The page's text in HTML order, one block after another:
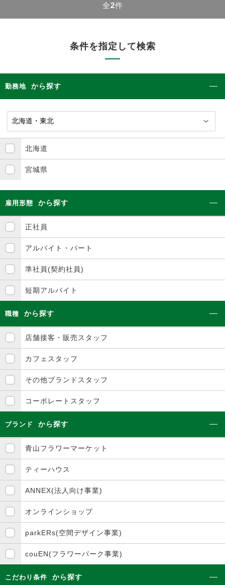
全2件
条件を指定して検索
勤務地 から探す
北海道
宮城県
雇用形態 から探す
正社員
アルバイト・パート
準社員(契約社員)
短期アルバイト
職種 から探す
店舗接客・販売スタッフ
カフェスタッフ
その他ブランドスタッフ
コーポレートスタッフ
ブランド から探す
青山フラワーマーケット
ティーハウス
ANNEX(法人向け事業)
オンラインショップ
parkERs(空間デザイン事業)
couEN(フラワーパーク事業)
こだわり条件 から探す